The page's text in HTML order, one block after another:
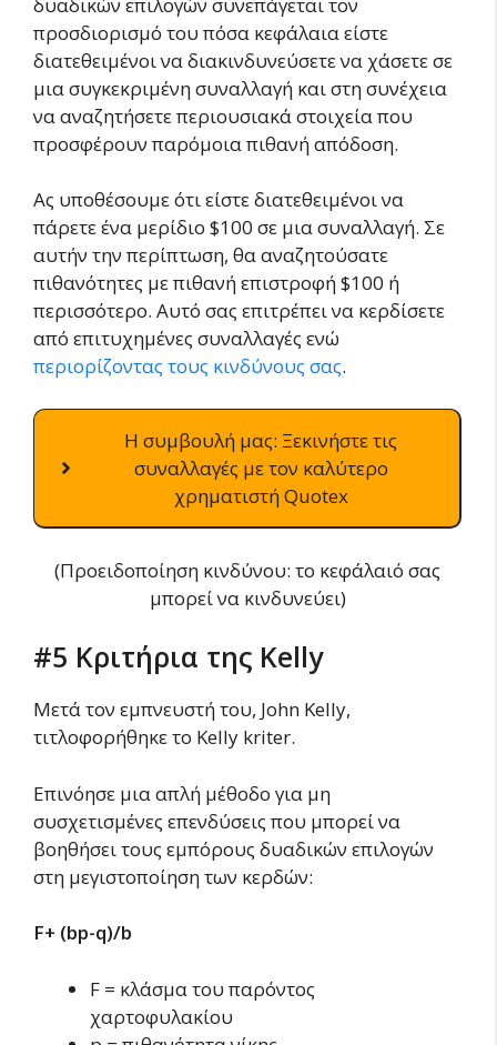
προσδιορισμό του πόσα κεφάλαια είστε
διατεθειμένοι να διακινδυνεύσετε να χάσετε σε
μια συγκεκριμένη συναλλαγή και στη συνέχεια
να αναζητήσετε περιουσιακά στοιχεία που
προσφέρουν παρόμοια πιθανή απόδοση.
Ας υποθέσουμε ότι είστε διατεθειμένοι να
πάρετε ένα μερίδιο $100 σε μια συναλλαγή. Σε
αυτήν την περίπτωση, θα αναζητούσατε
πιθανότητες με πιθανή επιστροφή $100 ή
περισσότερο. Αυτό σας επιτρέπει να κερδίσετε
από επιτυχημένες συναλλαγές ενώ
περιορίζοντας τους κινδύνους σας.
Η συμβουλή μας: Ξεκινήστε τις
συναλλαγές με τον καλύτερο
χρηματιστή Quotex
(Προειδοποίηση κινδύνου: το κεφάλαιό σας
μπορεί να κινδυνεύει)
#5 Κριτήρια της Kelly
Μετά τον εμπνευστή του, John Kelly,
τιτλοφορήθηκε το Kelly kriter.
Επινόησε μια απλή μέθοδο για μη
συσχετισμένες επενδύσεις που μπορεί να
βοηθήσει τους εμπόρους δυαδικών επιλογών
στη μεγιστοποίηση των κερδών:
F+ (bp-q)/b
F = κλάσμα του παρόντος
χαρτοφυλακίου